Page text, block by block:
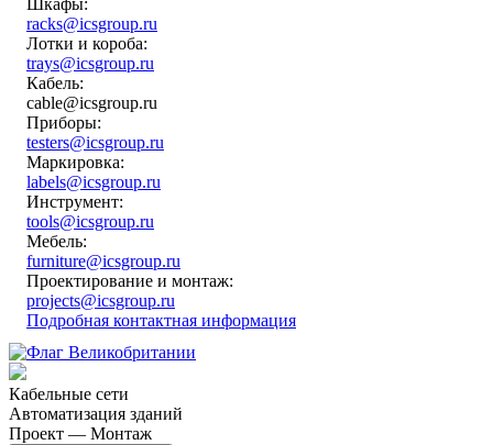
racks@icsgroup.ru
Лотки и короба:
trays@icsgroup.ru
Кабель:
cable@icsgroup.ru
Приборы:
testers@icsgroup.ru
Маркировка:
labels@icsgroup.ru
Инструмент:
tools@icsgroup.ru
Мебель:
furniture@icsgroup.ru
Проектирование и монтаж:
projects@icsgroup.ru
Подробная контактная информация
Кабельные сети
Автоматизация зданий
Проект — Монтаж